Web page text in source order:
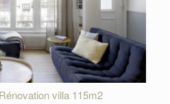
villa 115m2